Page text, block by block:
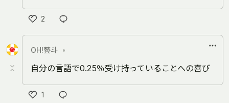
2
い
ね
OH!藝斗 •
自分の言語で0.25％受け持っていることへの喜び
1